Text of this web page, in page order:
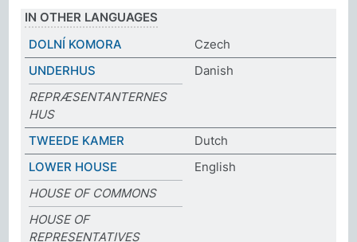
IN OTHER LANGUAGES
DOLNÍ KOMORA
Czech
UNDERHUS
Danish
REPRÆSENTANTERNES
HUS
TWEEDE KAMER
Dutch
LOWER HOUSE
English
HOUSE OF COMMONS
HOUSE OF
REPRESENTATIVES